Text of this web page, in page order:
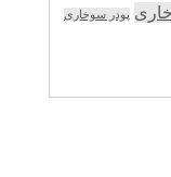
پودر سوخاری